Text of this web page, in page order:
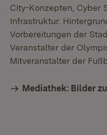
City-Konzepten, Cyber
Infrastruktur.
Vorbereitungen der
Veranstalter der
Mitveranstalter der
Mediathek: Bilder